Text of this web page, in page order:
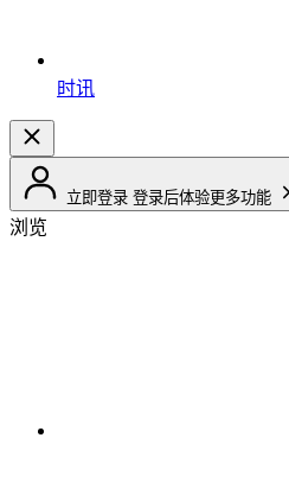
时讯
立即登录 登录后体验更多功能
浏览